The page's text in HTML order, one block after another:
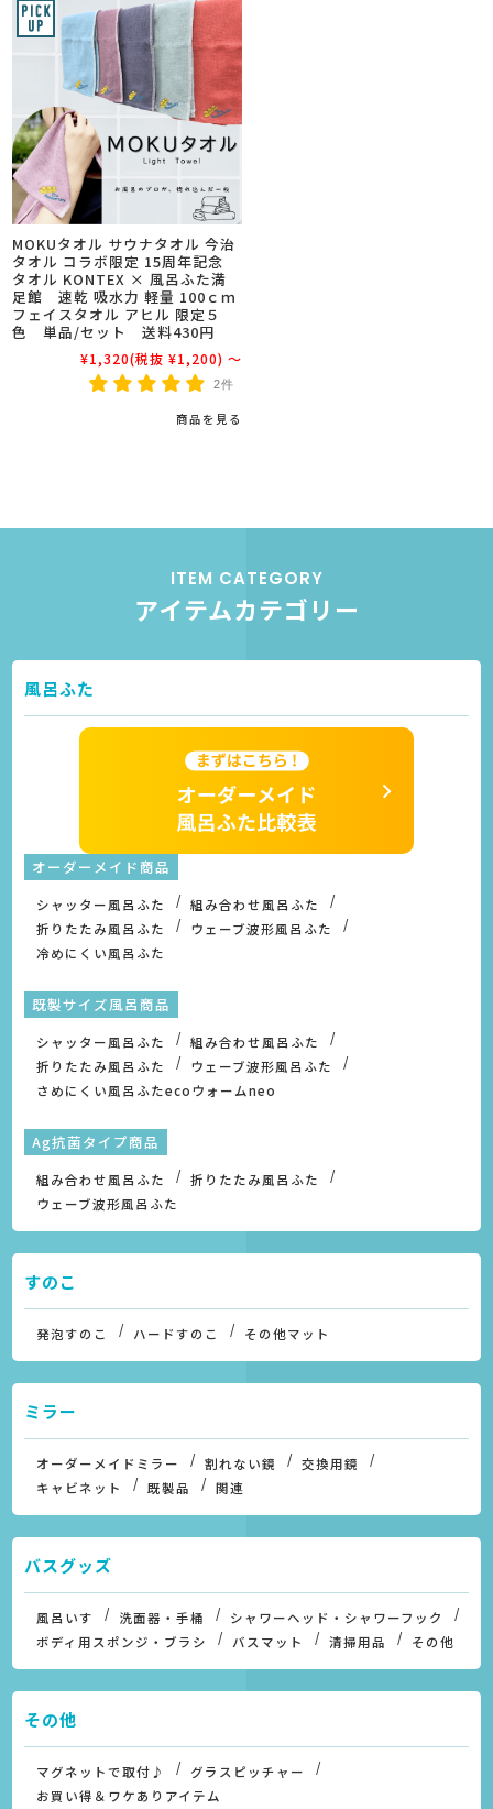
MOKUタオル サウナタオル 今治
タオル コラボ限定 15周年記念
タオル KONTEX × 風呂ふた満
足館 速乾 吸水力 軽量 100ｃｍ
フェイスタオル アヒル 限定５
色 単品/セット 送料430円
¥1,320(税抜 ¥1,200) ～
2件
商品を見る
ITEM CATEGORY
アイテムカテゴリー
風呂ふた
オーダーメイド商品
シャッター風呂ふた
組み合わせ風呂ふた
折りたたみ風呂ふた
ウェーブ波形風呂ふた
冷めにくい風呂ふた
既製サイズ風呂商品
シャッター風呂ふた
組み合わせ風呂ふた
折りたたみ風呂ふた
ウェーブ波形風呂ふた
さめにくい風呂ふたecoウォームneo
Ag抗菌タイプ商品
組み合わせ風呂ふた
折りたたみ風呂ふた
ウェーブ波形風呂ふた
すのこ
発泡すのこ ハードすのこ その他マット
ミラー
オーダーメイドミラー 割れない鏡
交換用鏡
キャビネット
既製品 関連
バスグッズ
風呂いす 洗面器・手桶
シャワーヘッド・シャワーフック
ボディ用スポンジ・ブラシ
バスマット 清掃用品 その他
その他
マグネットで取付♪
グラスピッチャー
お買い得＆ワケありアイテム